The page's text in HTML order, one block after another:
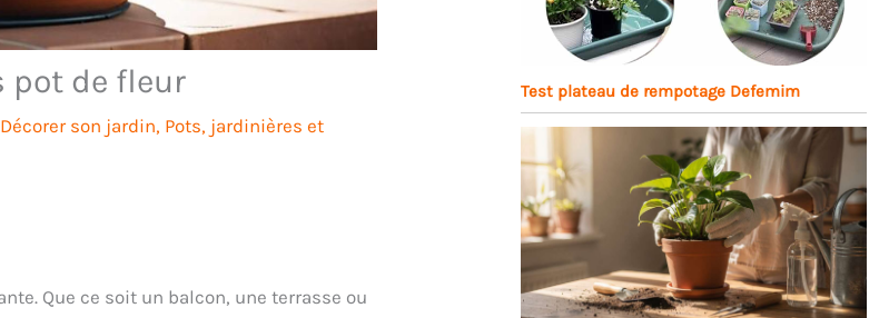
pot de fleur
Décorer son jardin, Pots, jardinières et
Que ce soit un balcon, une terrasse ou
Test plateau de rempotage Defemim